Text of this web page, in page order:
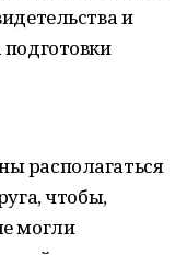
и
располагаться
чтобы,
могли